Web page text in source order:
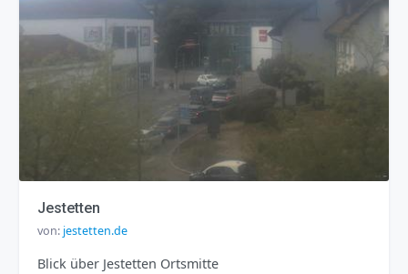
Jestetten
von: jestetten.de
Blick über Jestetten Ortsmitte